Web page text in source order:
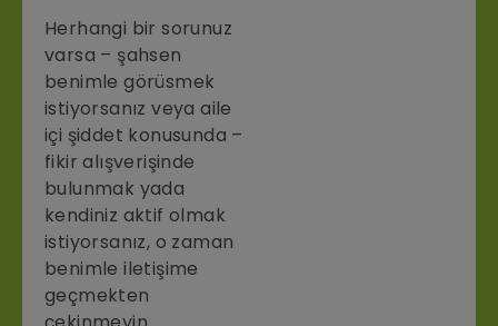
Herhangi bir sorunuz
varsa – şahsen
benimle görüsmek
istiyorsanız veya aile
içi şiddet konusunda –
fikir alışverişinde
bulunmak yada
kendiniz aktif olmak
istiyorsanız, o zaman
benimle iletişime
geçmekten